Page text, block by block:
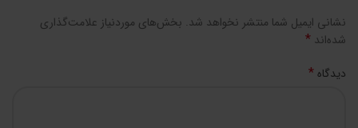
نشانی ایمیل شما منتشر نخواهد شد. بخش‌های موردنیاز علامت‌گذاری
شده‌اند *
دیدگاه*